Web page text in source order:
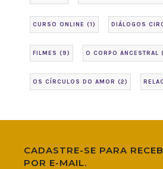
CURSO ONLINE (1) DIÁLOGOS
FILMES (9) O CORPO ANCESTRAL
OS CÍRCULOS DO AMOR (2)
CADASTRE-SE PARA
POR E-MAIL.